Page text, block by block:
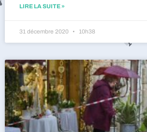
LIRE LA SUITE »
31 décembre 2020 10h38